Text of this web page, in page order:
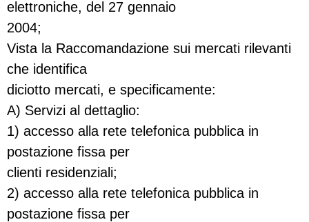
elettroniche, del 27 gennaio
2004;
Vista la Raccomandazione sui mercati rilevanti
che identifica
diciotto mercati, e specificamente:
A) Servizi al dettaglio:
1) accesso alla rete telefonica pubblica in
postazione fissa per
clienti residenziali;
2) accesso alla rete telefonica pubblica in
postazione fissa per